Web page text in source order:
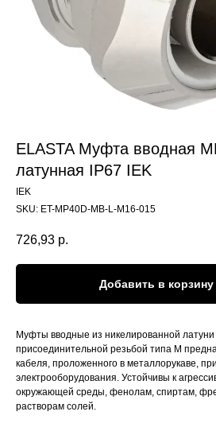
ELASTA Муфта вводная
латунная IP67 IEK
IEK
SKU: ET-MP40D-MB-L-M16-015
726,93 р.
Добавить в корзину
Муфты вводные из никелированной латуни
присоединительной резьбой типа M
кабеля, проложенного в металлорукаве,
электрооборудования. Устойчивы к
окружающей среды, фенолам, спиртам,
растворам солей.